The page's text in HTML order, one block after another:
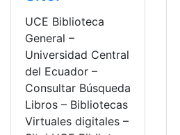
UCE Biblioteca
General –
Universidad Central
del Ecuador –
Consultar Búsqueda
Libros – Bibliotecas
Virtuales digitales –